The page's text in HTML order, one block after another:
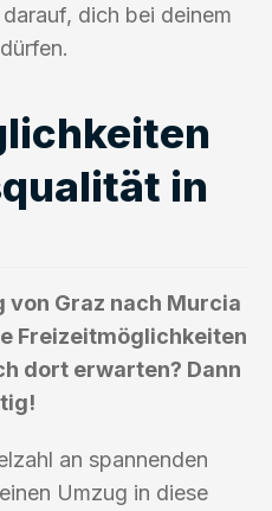
dich bei deinem
in
von Graz nach Murcia
Freizeitmöglichkeiten
dort erwarten? Dann
an spannenden
Umzug in diese